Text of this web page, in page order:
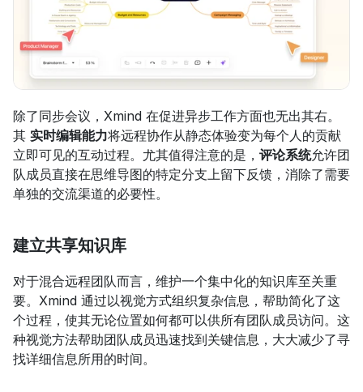
除了同步会议，Xmind 在促进异步工作方面也无出其右。
其 实时编辑能力将远程协作从静态体验变为每个人的贡献
立即可见的互动过程。尤其值得注意的是， 评论系统允许团
队成员直接在思维导图的特定分支上留下反馈，消除了需要
单独的交流渠道的必要性。
建立共享知识库
对于混合远程团队而言，维护一个集中化的知识库至关重
要。Xmind 通过以视觉方式组织复杂信息，帮助简化了这
个过程，使其无论位置如何都可以供所有团队成员访问。这
种视觉方法帮助团队成员迅速找到关键信息，大大减少了寻
找详细信息所用的时间。